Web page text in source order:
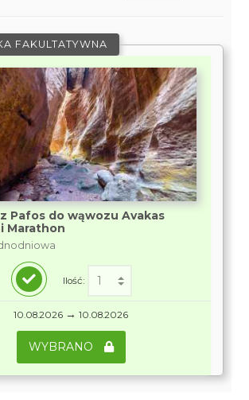
FAKULTATYWNA
Pafos do wąwozu Avakas
Marathon
Ilość:
10.08.2026 → 10.08.2026
WYBRANO